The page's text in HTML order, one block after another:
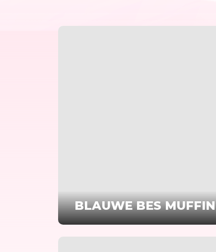
BLAUWE BES MUFFIN